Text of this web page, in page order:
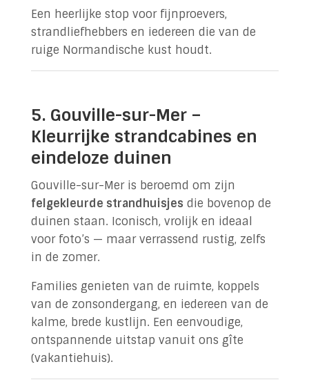
Een heerlijke stop voor fijnproevers,
strandliefhebbers en iedereen die van de
ruige Normandische kust houdt.
5. Gouville-sur-Mer –
Kleurrijke strandcabines en
eindeloze duinen
Gouville-sur-Mer is beroemd om zijn
felgekleurde strandhuisjes die bovenop de
duinen staan. Iconisch, vrolijk en ideaal
voor foto’s — maar verrassend rustig, zelfs
in de zomer.
Families genieten van de ruimte, koppels
van de zonsondergang, en iedereen van de
kalme, brede kustlijn. Een eenvoudige,
ontspannende uitstap vanuit ons gîte
(vakantiehuis).